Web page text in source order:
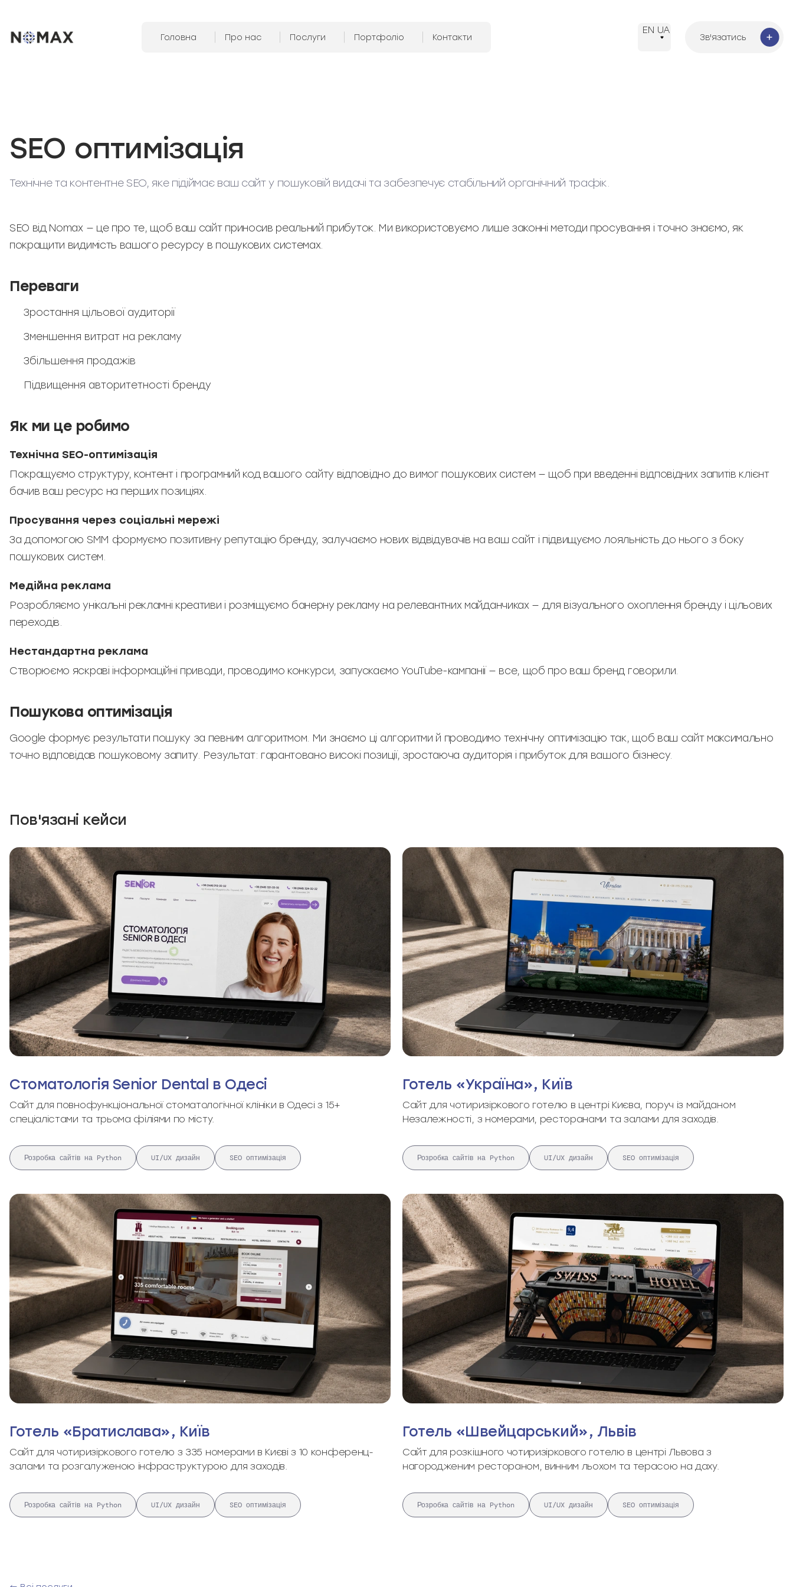
EN UA
Головна Про нас Послуги Портфоліо Контакти Зв'язатись
Зв'язатись
SEO оптимізація
Технічне та контентне SEO, яке підіймає ваш сайт у пошуковій видачі та забезпечує стабільний органічний трафік.
SEO від Nomax — це про те, щоб ваш сайт приносив реальний прибуток. Ми використовуємо лише законні методи просування і точно знаємо, як
покращити видимість вашого ресурсу в пошукових системах.
Переваги
Зростання цільової аудиторії
Зменшення витрат на рекламу
Збільшення продажів
Підвищення авторитетності бренду
Як ми це робимо
Технічна SEO-оптимізація
Покращуємо структуру, контент і програмний код вашого сайту відповідно до вимог пошукових систем — щоб при введенні відповідних запитів клієнт
бачив ваш ресурс на перших позиціях.
Просування через соціальні мережі
За допомогою SMM формуємо позитивну репутацію бренду, залучаємо нових відвідувачів на ваш сайт і підвищуємо лояльність до нього з боку
пошукових систем.
Медійна реклама
Розробляємо унікальні рекламні креативи і розміщуємо банерну рекламу на релевантних майданчиках — для візуального охоплення бренду і цільових
переходів.
Нестандартна реклама
Створюємо яскраві інформаційні приводи, проводимо конкурси, запускаємо YouTube-кампанії — все, щоб про ваш бренд говорили.
Пошукова оптимізація
Google формує результати пошуку за певним алгоритмом. Ми знаємо ці алгоритми й проводимо технічну оптимізацію так, щоб ваш сайт максимально
точно відповідав пошуковому запиту. Результат: гарантовано високі позиції, зростаюча аудиторія і прибуток для вашого бізнесу.
Пов'язані кейси
Стоматологія Senior Dental в Одесі
Сайт для повнофункціональної стоматологічної клініки в Одесі з 15+
спеціалістами та трьома філіями по місту.
Розробка сайтів на Python UI/UX дизайн SEO оптимізація
Готель «Україна», Київ
Сайт для чотиризіркового готелю в центрі Києва, поруч із майданом
Незалежності, з номерами, ресторанами та залами для заходів.
Розробка сайтів на Python UI/UX дизайн SEO оптимізація
Готель «Братислава», Київ
Сайт для чотиризіркового готелю з 335 номерами в Києві з 10 конференц-
залами та розгалуженою інфраструктурою для заходів.
Розробка сайтів на Python UI/UX дизайн SEO оптимізація
Готель «Швейцарський», Львів
Сайт для розкішного чотиризіркового готелю в центрі Львова з
нагородженим рестораном, винним льохом та терасою на даху.
Розробка сайтів на Python UI/UX дизайн SEO оптимізація